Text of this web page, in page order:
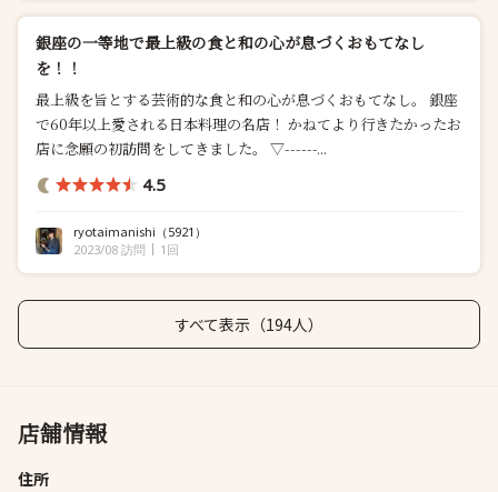
銀座の一等地で最上級の食と和の心が息づくおもてなし
を！！
最上級を旨とする芸術的な食と和の心が息づくおもてなし。 銀座
で60年以上愛される日本料理の名店！ かねてより行きたかったお
店に念願の初訪問をしてきました。 ▽------...
4.5
ryotaimanishi （5921）
2023/08 訪問
1回
すべて表示（194人）
店舗情報
住所